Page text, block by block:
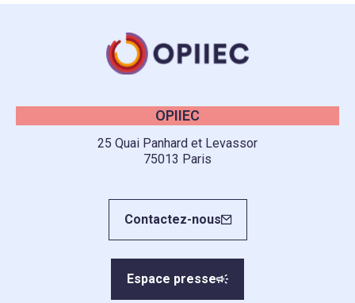
OPIIEC
25 Quai Panhard et Levassor
75013 Paris
Contactez-nous
Espace presse